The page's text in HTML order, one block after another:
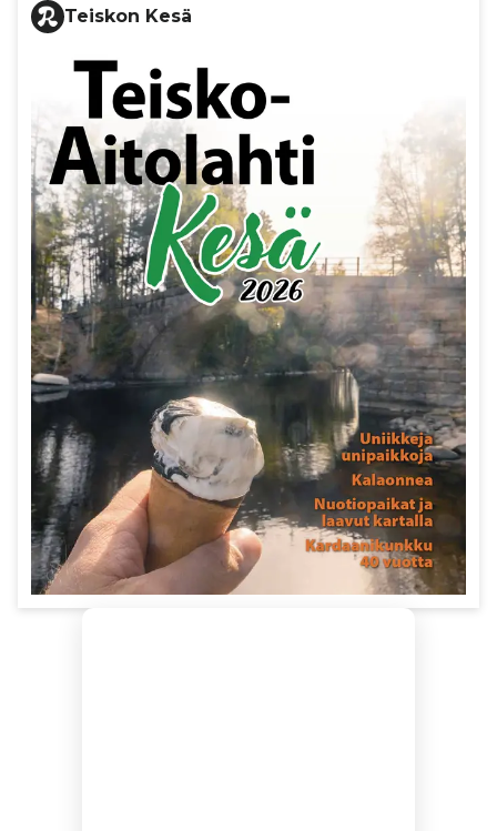
Teiskon Kesä